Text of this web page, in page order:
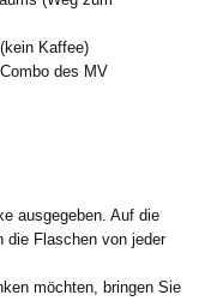
Kaffee)
des MV
ausgegeben. Auf die
die Flaschen von jeder
möchten, bringen Sie